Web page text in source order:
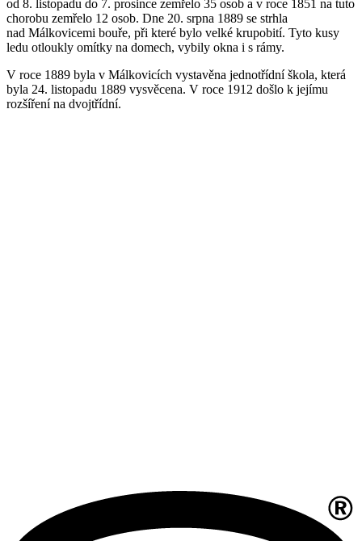
od 8. listopadu do 7. prosince zemřelo 35 osob a v roce 1851 na tuto
chorobu zemřelo 12 osob. Dne 20. srpna 1889 se strhla
nad Málkovicemi bouře, při které bylo velké krupobití. Tyto kusy
ledu otloukly omítky na domech, vybily okna i s rámy.
V roce 1889 byla v Málkovicích vystavěna jednotřídní škola, která
byla 24. listopadu 1889 vysvěcena. V roce 1912 došlo k jejímu
rozšíření na dvojtřídní.